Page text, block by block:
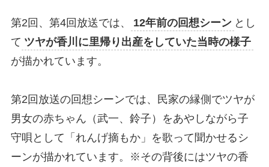
第2回、第4回放送では、 12年前の回想シーン とし
て ツヤが香川に里帰り出産をしていた当時の様子
が描かれています。
第2回放送の回想シーンでは、民家の縁側でツヤが
男女の赤ちゃん（武一、鈴子）をあやしながら子
守唄として「れんげ摘もか」を歌って聞かせるシ
ーンが描かれています。※その背後にはツヤの香